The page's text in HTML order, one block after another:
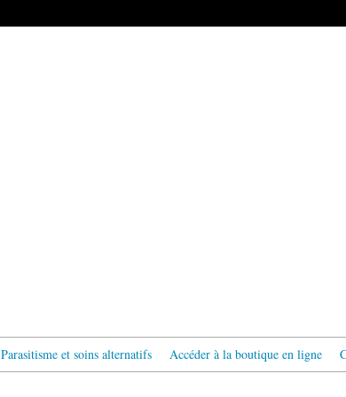
Parasitisme et soins alternatifs Accéder à la boutique en ligne